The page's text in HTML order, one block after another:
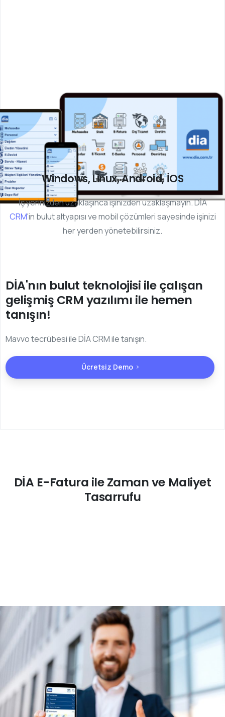
Windows, Linux, Android, İOS
İş yerinizden uzaklaşınca işinizden uzaklaşmayın. DİA
CRM'in bulut altyapısı ve mobil çözümleri sayesinde işinizi
her yerden yönetebilirsiniz.
DİA'nın bulut teknolojisi ile çalışan
gelişmiş CRM yazılımı ile hemen
tanışın!
Mavvo tecrübesi ile DİA CRM ile tanışın.
Ücretsiz Demo
DİA E-Fatura ile Zaman ve Maliyet
Tasarrufu